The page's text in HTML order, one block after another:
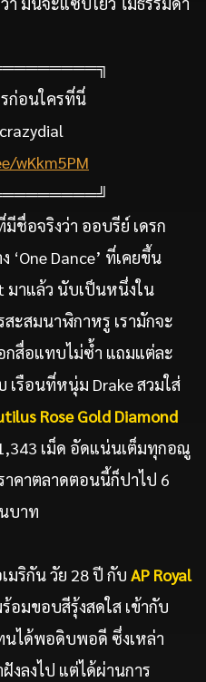
ก่อนใครที่นี่
wKkm5PM
ชื่อจริงว่า ออบรีย์ เดรก
‘One Dance’ ที่เคยขึ้น
มาแล้ว นับเป็นหนึ่งใน
ะสมนาฬิกาหรู เรามักจะ
กสื่อแทบไม่ซ้ำ แถมแต่ละ
เรือนที่หนุ่ม Drake สวมใส่
Rose Gold Diamond
เม็ด อัดแน่นเต็มทุกอณู
คาตลาดตอนนี้ก็ปาไป 6
บาท
ริกัน วัย 28 ปี กับ AP Royal
อมขอบสีรุ้งสดใส เข้ากับ
นได้พอดิบพอดี ซึ่งเหล่า
งลงไป แต่ได้ผ่านการ